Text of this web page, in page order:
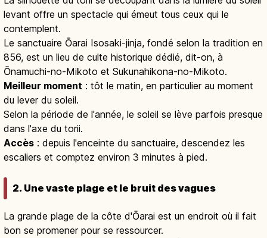
levant offre un spectacle qui émeut tous ceux qui le
contemplent.
Le sanctuaire Ōarai Isosaki-jinja, fondé selon la tradition en
856, est un lieu de culte historique dédié, dit-on, à
Ōnamuchi-no-Mikoto et Sukunahikona-no-Mikoto.
Meilleur moment : tôt le matin, en particulier au moment
du lever du soleil.
Selon la période de l'année, le soleil se lève parfois presque
dans l'axe du torii.
Accès : depuis l'enceinte du sanctuaire, descendez les
escaliers et comptez environ 3 minutes à pied.
2. Une vaste plage et le bruit des vagues
La grande plage de la côte d'Ōarai est un endroit où il fait
bon se promener pour se ressourcer.